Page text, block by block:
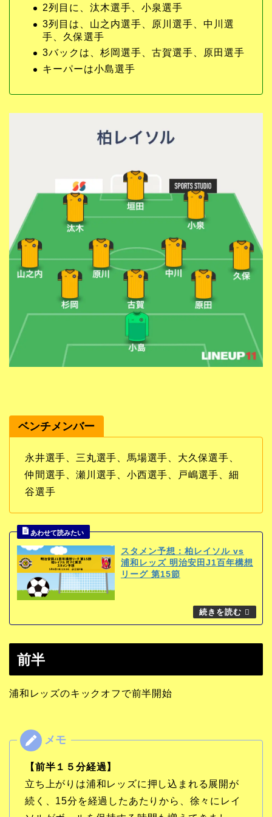
2列目に、汰木選手、小泉選手
3列目は、山之内選手、原川選手、中川選
手、久保選手
3バックは、杉岡選手、古賀選手、原田選手
キーパーは小島選手
ベンチメンバー
永井選手、三丸選手、馬場選手、大久保選手
仲間選手、瀬川選手、小西選手、戸嶋選手、細
谷選手
スタメン予想：柏レイソル vs
浦和レッズ 明治安田J1百年構想
リーグ 第15節
前半
浦和レッズのキックオフで前半開始
【前半１５分経過】
立ち上がりは浦和レッズに押し込まれる展開が
続く、15分を経過したあたりから、徐々にレイ